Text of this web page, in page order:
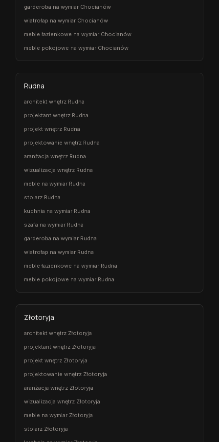
garderoba na wymiar Chocianów
wiatrołap na wymiar Chocianów
meble łazienkowe na wymiar Chocianów
meble pokojowe na wymiar Chocianów
Rudna
architekt wnętrz Rudna
projektant wnętrz Rudna
projekt wnętrz Rudna
projektowanie wnętrz Rudna
aranżacja wnętrz Rudna
wizualizacja wnętrz Rudna
meble na wymiar Rudna
stolarz Rudna
kuchnia na wymiar Rudna
szafa na wymiar Rudna
garderoba na wymiar Rudna
wiatrołap na wymiar Rudna
meble łazienkowe na wymiar Rudna
meble pokojowe na wymiar Rudna
Złotoryja
architekt wnętrz Złotoryja
projektant wnętrz Złotoryja
projekt wnętrz Złotoryja
projektowanie wnętrz Złotoryja
aranżacja wnętrz Złotoryja
wizualizacja wnętrz Złotoryja
meble na wymiar Złotoryja
stolarz Złotoryja